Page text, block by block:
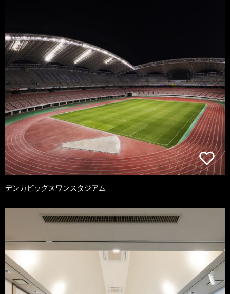
デンカビッグスワンスタジアム